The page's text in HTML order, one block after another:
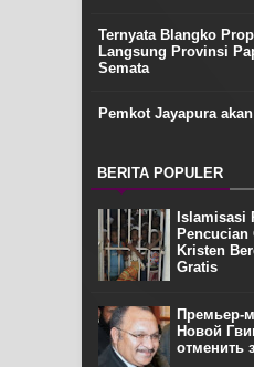
Ternyata Blangko
Langsung Provinsi
Semata
Pemkot Jayapura
BERITA POPULER
Islamisasi
Pencucian
Kristen
Gratis
Премьер-
Новой
отменить